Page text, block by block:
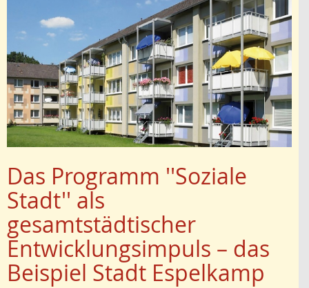
Das Programm ''Soziale
Stadt'' als
gesamtstädtischer
Entwicklungsimpuls – das
Beispiel Stadt Espelkamp